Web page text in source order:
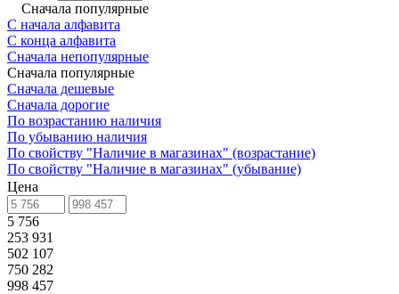
Сначала популярные
С начала алфавита
С конца алфавита
Сначала непопулярные
Сначала популярные
Сначала дешевые
Сначала дорогие
По возрастанию наличия
По убыванию наличия
По свойству "Наличие в магазинах" (возрастание)
По свойству "Наличие в магазинах" (убывание)
Цена
5 756
253 931
502 107
750 282
998 457